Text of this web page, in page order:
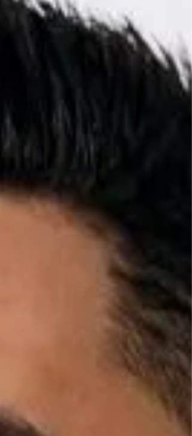
integrante do Ofício de Notificação, está
sendo implantado no Estado